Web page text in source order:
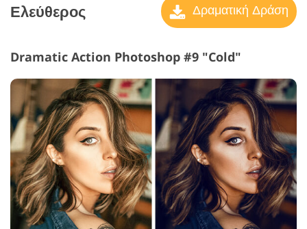
Ελεύθερος Δραματική Δράση
Dramatic Action Photoshop #9 "Cold"